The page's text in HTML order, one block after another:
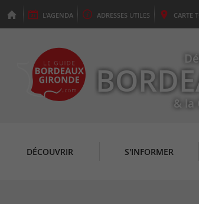
L'AGENDA ADRESSES UTILES CARTE
& la
DÉCOUVRIR S'INFORMER